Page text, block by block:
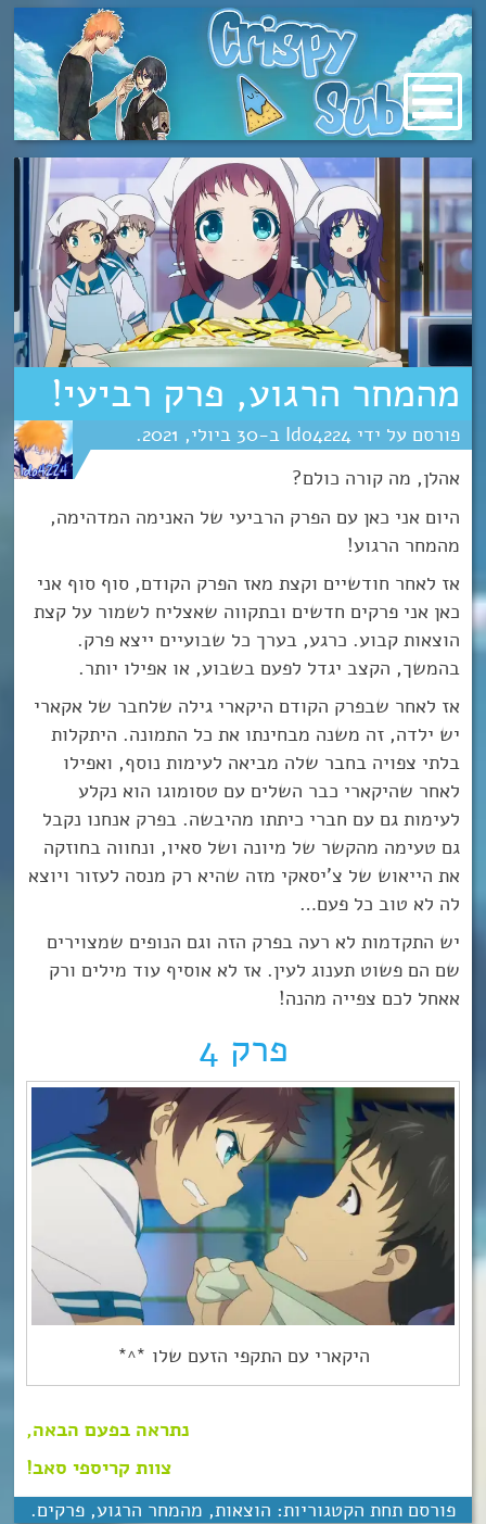
מעבר
לתוכן
מהמחר הרגוע, פרק רביעי!
Ido4224
30 יולי 2021
אהלן, מה קורה כולם?
היום אני כאן עם הפרק הרביעי של האנימה המדהימה,
מהמחר הרגוע!
אז לאחר חודשיים וקצת מאז הפרק הקודם, סוף סוף אני
כאן אני פרקים חדשים ובתקווה שאצליח לשמור על קצת
הוצאות קבוע. כרגע, בערך כל שבועיים ייצא פרק.
בהמשך, הקצב יגדל לפעם בשבוע, או אפילו יותר.
אז לאחר שבפרק הקודם היקארי גילה שלחבר של אקארי
יש ילדה, זה משנה מבחינתו את כל התמונה. היתקלות
בלתי צפויה בחבר שלה מביאה לעימות נוסף, ואפילו
לאחר שהיקארי כבר השלים עם טסומוגו הוא נקלע
לעימות גם עם חברי כיתתו מהיבשה. בפרק אנחנו נקבל
גם טעימה מהקשר של מיונה ושל סאיו, ונחווה בחוזקה
את הייאוש של צ’יסאקי מזה שהיא רק מנסה לעזור ויוצא
לה לא טוב כל פעם…
יש התקדמות לא רעה בפרק הזה וגם הנופים שמצוירים
שם הם פשוט תענוג לעין. אז לא אוסיף עוד מילים ורק
אאחל לכם צפייה מהנה!
פרק 4
היקארי עם התקפי הזעם שלו *^*
נתראה בפעם הבאה,
צוות קריספי סאב!
פורסם תחת הקטגוריות: הוצאות, מהמחר הרגוע, פרקים.